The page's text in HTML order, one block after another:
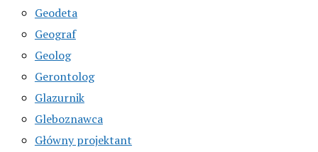
Geodeta
Geograf
Geolog
Gerontolog
Glazurnik
Gleboznawca
Główny projektant